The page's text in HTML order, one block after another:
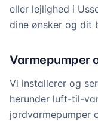
eller lejlighed i
dine ønsker og dit
Varmepumper
Vi installerer og
herunder luft-til-
jordvarmepumper